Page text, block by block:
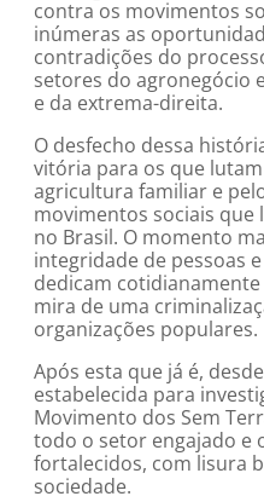
contra os movimentos
inúmeras as
contradições do
setores do agronegócio
e da extrema-direita.
O desfecho dessa
vitória para os que
agricultura familiar e
movimentos sociais
no Brasil. O momento
integridade de pessoas
dedicam
mira de uma
organizações populares.
Após esta que já é,
estabelecida para
Movimento dos Sem
todo o setor engajado e
fortalecidos, com lisura
sociedade.